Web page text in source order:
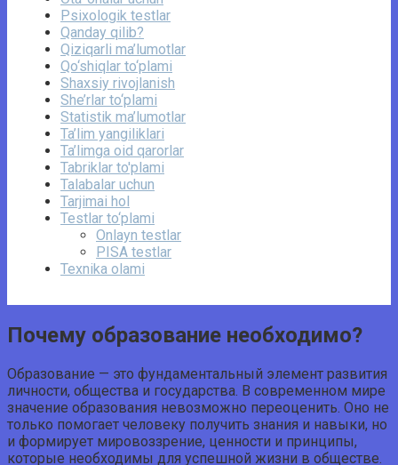
Psixologik testlar
Qanday qilib?
Qiziqarli ma’lumotlar
Qo‘shiqlar to‘plami
Shaxsiy rivojlanish
She’rlar to‘plami
Statistik ma’lumotlar
Ta’lim yangiliklari
Ta’limga oid qarorlar
Tabriklar to'plami
Talabalar uchun
Tarjimai hol
Testlar to‘plami
Onlayn testlar
PISA testlar
Texnika olami
Почему образование необходимо?
Образование — это фундаментальный элемент развития
личности, общества и государства. В современном мире
значение образования невозможно переоценить. Оно не
только помогает человеку получить знания и навыки, но
и формирует мировоззрение, ценности и принципы,
которые необходимы для успешной жизни в обществе.